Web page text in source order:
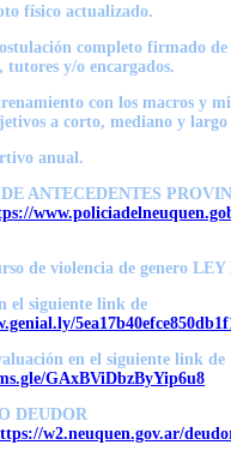
físico actualizado.
completo firmado
tutores y/o encargados.
con los macros y
a corto, mediano y largo
anual.
ANTECEDENTES
de violencia de genero
el siguiente link de
en el siguiente link de
GAxBViDbzByYip6u8
DEUDOR
w2.neuquen.gov.ar/